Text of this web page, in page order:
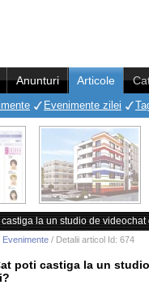
Anunturi Articole
Evenimente zilei
la un studio de videochat
Evenimente / Detalii articol Id: 674
poti castiga la un